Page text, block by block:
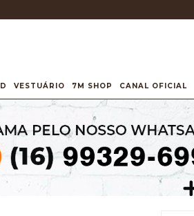
VESTUÁRIO 7M SHOP CANAL OFICIAL